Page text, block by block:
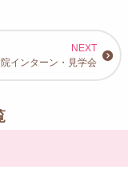
インターン・見学会